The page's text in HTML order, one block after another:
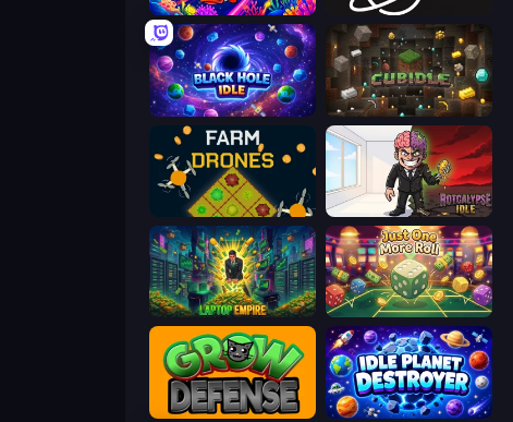
Fish Catch Idle Space Company
Black Hole Idle Cubidle
Farm Drones Rotcalypse: Idle Incremental
Laptop Empire Just One More Roll
Grow Defense Idle Planet Destroyer